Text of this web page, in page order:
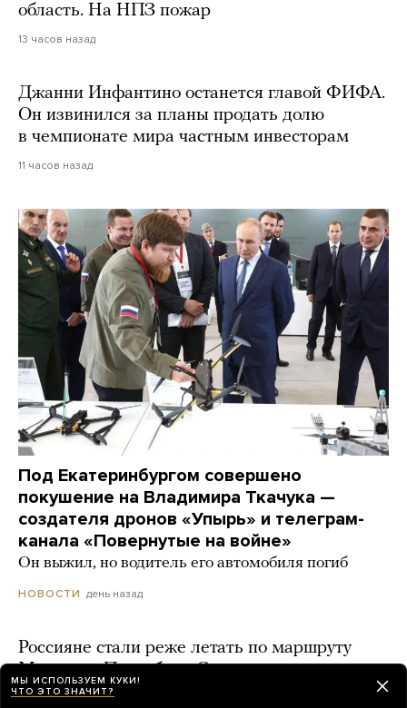
область. На НПЗ пожар
13 часов назад
Джанни Инфантино останется главой ФИФА.
Он извинился за планы продать долю
в чемпионате мира частным инвесторам
11 часов назад
Под Екатеринбургом совершено
покушение на Владимира Ткачука —
создателя дронов «Упырь» и телеграм-
канала «Повернутые на войне»
Он выжил, но водитель его автомобиля погиб
НОВОСТИ день назад
Россияне стали реже летать по маршруту
Москва — Петербург. Среди причин —
частые закрытия аэропортов из-за
МЫ ИСПОЛЬЗУЕМ КУКИ!
ЧТО ЭТО ЗНАЧИТ?